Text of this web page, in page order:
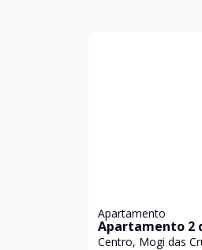
Apartamento
Apartamento 2
Centro, Mogi das